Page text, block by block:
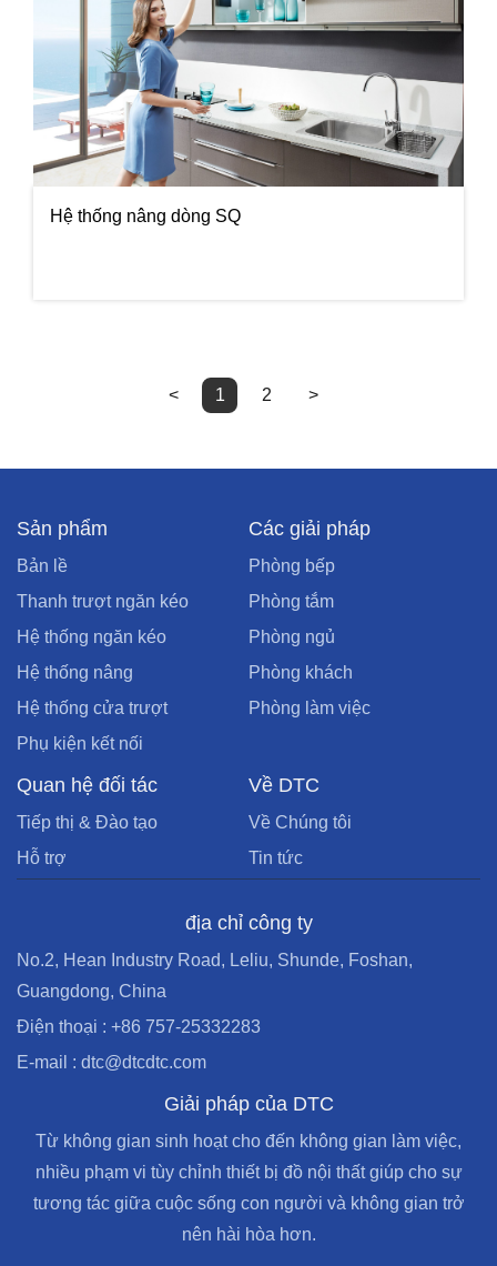
Hệ thống nâng dòng SQ
< 1 2 >
Sản phẩm
Bản lề
Thanh trượt ngăn kéo
Hệ thống ngăn kéo
Hệ thống nâng
Hệ thống cửa trượt
Phụ kiện kết nối
Các giải pháp
Phòng bếp
Phòng tắm
Phòng ngủ
Phòng khách
Phòng làm việc
Quan hệ đối tác
Tiếp thị & Đào tạo
Hỗ trợ
Về DTC
Về Chúng tôi
Tin tức
địa chỉ công ty
No.2, Hean Industry Road, Leliu, Shunde, Foshan,
Guangdong, China
Điện thoại : +86 757-25332283
E-mail : dtc@dtcdtc.com
Giải pháp của DTC
Từ không gian sinh hoạt cho đến không gian làm việc,
nhiều phạm vi tùy chỉnh thiết bị đồ nội thất giúp cho sự
tương tác giữa cuộc sống con người và không gian trở
nên hài hòa hơn.